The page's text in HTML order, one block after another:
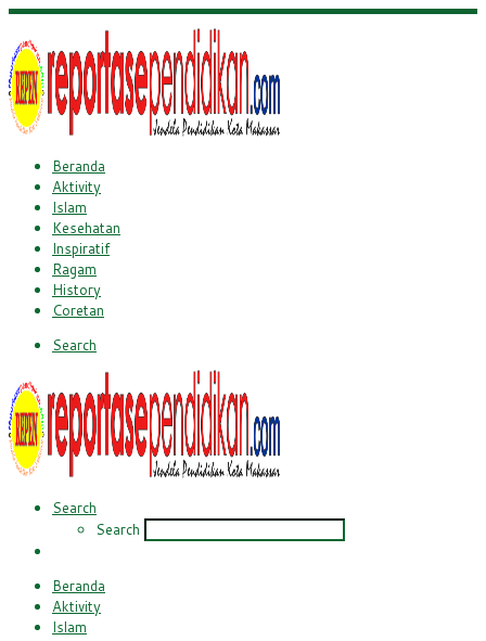
Beranda
Aktivity
Islam
Kesehatan
Inspiratif
Ragam
History
Coretan
Search
Search
Search
Beranda
Aktivity
Islam